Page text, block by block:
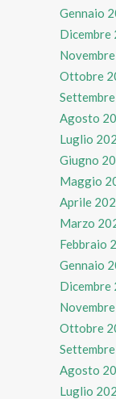
Gennaio
Dicembre
Ottobre
Agosto
Luglio
Giugno
Maggio
Aprile
Marzo
Febbraio
Gennaio
Dicembre
Ottobre
Agosto
Luglio